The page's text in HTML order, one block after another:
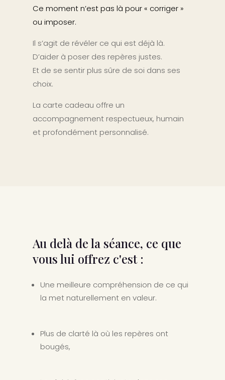
Ce moment n’est pas là pour « corriger »
ou imposer.
Il s’agit de révéler ce qui est déjà là.
D’aider à poser des repères justes.
Et de se sentir plus sûre de soi dans ses
choix.
La carte cadeau offre un
accompagnement respectueux, humain
et profondément personnalisé.
Au delà de la séance, ce que
vous lui offrez c'est :
Une meilleure compréhension de ce qui
la met naturellement en valeur.
Plus de clarté là où les repères ont
bougés,